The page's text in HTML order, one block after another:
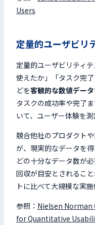
Users
定量的ユーザビリ
定量的ユーザビリティ
使えたか」「タスク完
どを客観的な数値デー
タスクの成功率や完了
いて、ユーザー体験を測
競合他社のプロダクト
が、現実的なデータを
どの十分なデータ数が
回収が目安とされるこ
トに比べて大規模な実
参照： Nielsen Norman
for Quantitative